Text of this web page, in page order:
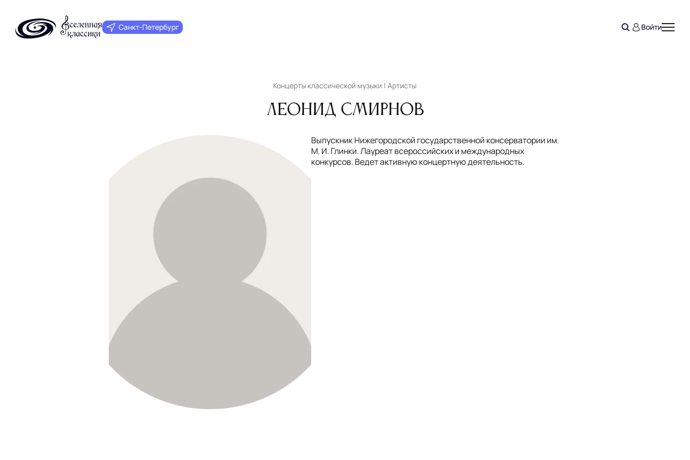
Санкт‑Петербург Войти
Концерты классической музыки Артисты
Леонид Смирнов
Выпускник Нижегородской государственной консерватории им.
М. И. Глинки. Лауреат всероссийских и международных
конкурсов. Ведет активную концертную деятельность.